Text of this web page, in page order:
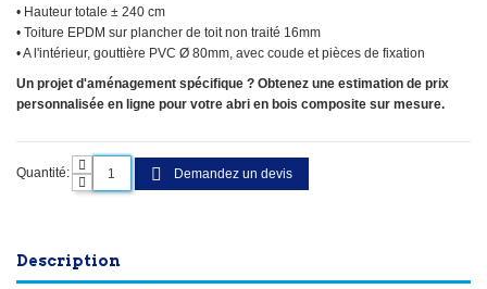
• Hauteur totale ± 240 cm
• Toiture EPDM sur plancher de toit non traité 16mm
• A l'intérieur, gouttière PVC Ø 80mm, avec coude et pièces de fixation
Un projet d'aménagement spécifique ? Obtenez une estimation de prix
personnalisée en ligne pour votre abri en bois composite sur mesure.
Quantité: Demandez un devis
Description